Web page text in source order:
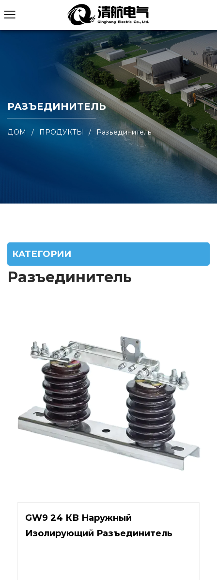
РАЗЪЕДИНИТЕЛЬ
ДОМ / ПРОДУКТЫ / Разъединитель
КАТЕГОРИИ
Разъединитель
GW9 24 КВ Наружный
Изолирующий Разъединитель